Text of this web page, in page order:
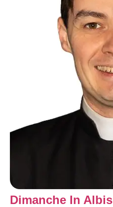
Dimanche In Albis